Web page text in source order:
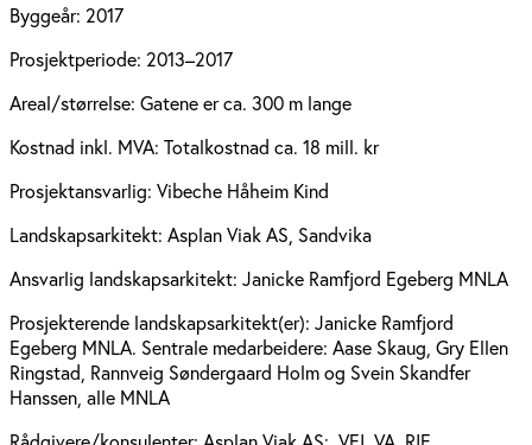
Byggeår: 2017
Prosjektperiode: 2013–2017
Areal/størrelse: Gatene er ca. 300 m lange
Kostnad inkl. MVA: Totalkostnad ca. 18 mill. kr
Prosjektansvarlig: Vibeche Håheim Kind
Landskapsarkitekt: Asplan Viak AS, Sandvika
Ansvarlig landskapsarkitekt: Janicke Ramfjord Egeberg MNLA
Prosjekterende landskapsarkitekt(er): Janicke Ramfjord
Egeberg MNLA. Sentrale medarbeidere: Aase Skaug, Gry Ellen
Ringstad, Rannveig Søndergaard Holm og Svein Skandfer
Hanssen, alle MNLA